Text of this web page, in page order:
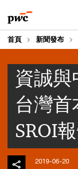
to
content
to
footer
首頁 新聞發布
資誠
台灣
SROI
2019-06-20